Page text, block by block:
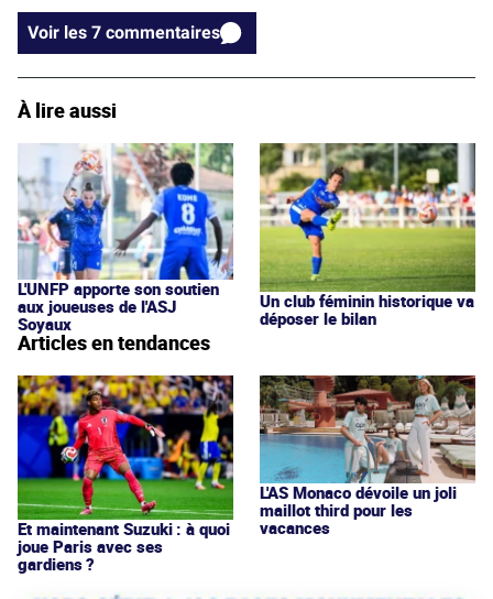
Voir les 7 commentaires
À lire aussi
L'UNFP apporte son soutien
aux joueuses de l'ASJ
Soyaux
Un club féminin historique va
déposer le bilan
Articles en tendances
Et maintenant Suzuki : à quoi
joue Paris avec ses
gardiens ?
L'AS Monaco dévoile un joli
maillot third pour les
vacances